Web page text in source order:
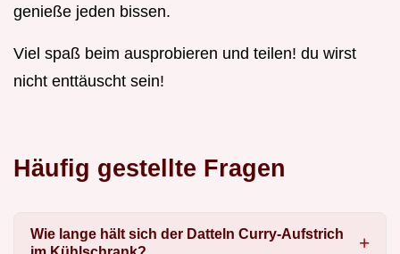
genieße jeden bissen.
Viel spaß beim ausprobieren und teilen! du wirst
nicht enttäuscht sein!
Häufig gestellte Fragen
Wie lange hält sich der Datteln Curry-Aufstrich